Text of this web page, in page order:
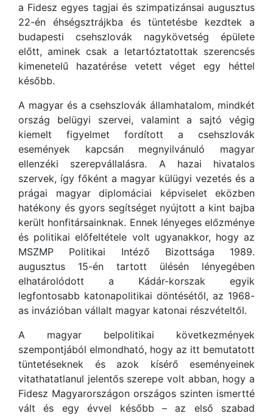
a Fidesz egyes tagjai és szimpatizánsai augusztus
22-én éhségsztrájkba és tüntetésbe kezdtek a
budapesti csehszlovák nagykövetség épülete
előtt, aminek csak a letartóztatottak szerencsés
kimenetelű hazatérése vetett véget egy héttel
később.
A magyar és a csehszlovák államhatalom, mindkét
ország belügyi szervei, valamint a sajtó végig
kiemelt figyelmet fordított a csehszlovák
események kapcsán megnyilvánuló magyar
ellenzéki szerepvállalásra. A hazai hivatalos
szervek, így főként a magyar külügyi vezetés és a
prágai magyar diplomáciai képviselet eközben
hatékony és gyors segítséget nyújtott a kint bajba
került honfitársainknak. Ennek lényeges előzménye
és politikai előfeltétele volt ugyanakkor, hogy az
MSZMP Politikai Intéző Bizottsága 1989.
augusztus 15-én tartott ülésén lényegében
elhatárolódott a Kádár-korszak egyik
legfontosabb katonapolitikai döntésétől, az 1968-
as invázióban vállalt magyar katonai részvételtől.
A magyar belpolitikai következmények
szempontjából elmondható, hogy az itt bemutatott
tüntetéseknek és azok kísérő eseményeinek
vitathatatlanul jelentős szerepe volt abban, hogy a
Fidesz Magyarországon országos szinten ismertté
vált és egy évvel később – az első szabad